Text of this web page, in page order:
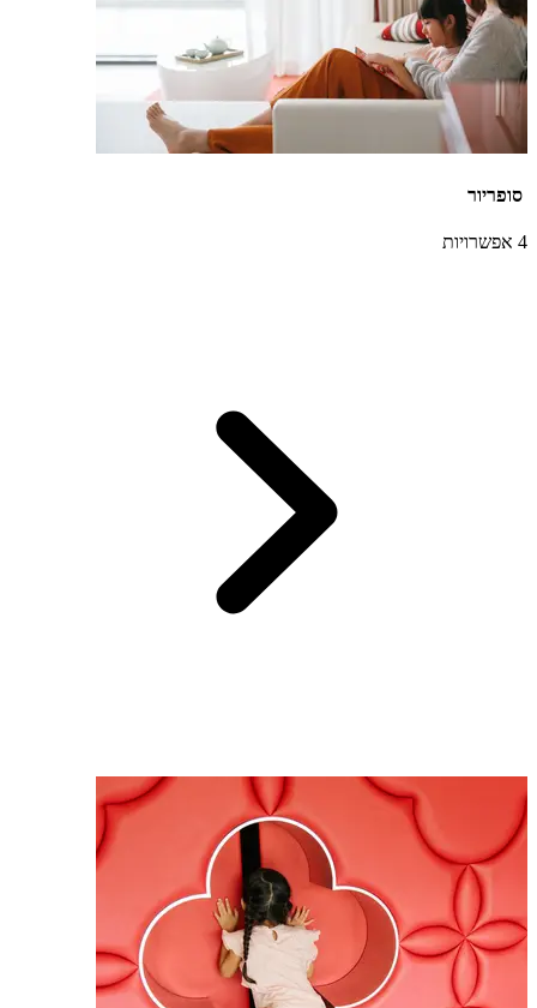
סופריור
4 אפשרויות